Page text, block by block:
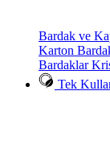
Bardak ve
Karton
Bardaklar
Tek